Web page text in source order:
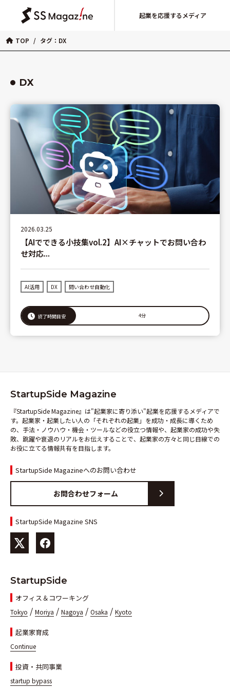
起業を応援するメディア
TOP / タグ：DX
DX
2026.03.25
【AIでできる小技集vol.2】AI×チャットでお問い合わ
せ対応...
AI活用 DX 問い合わせ自動化
読了時間目安 4分
StartupSide Magazine
『StartupSide Magazine』は"起業家に寄り添い"起業を応援するメディアで
す。起業家・起業したい人の「それぞれの起業」を成功・成長に導くため
の、手法・ノウハウ・機会・ツールなどの役立つ情報や、起業家の成功や失
敗、跳躍や衰退のリアルをお伝えすることで、起業家の方々と同じ目線での
お役に立てる情報共有を目指します。
StartupSide Magazineへのお問い合わせ
お問合わせフォーム
StartupSide Magazine SNS
StartupSide
オフィス＆コワーキング
Tokyo / Moriya / Nagoya / Osaka / Kyoto
起業家育成
Continue
投資・共同事業
startup bypass